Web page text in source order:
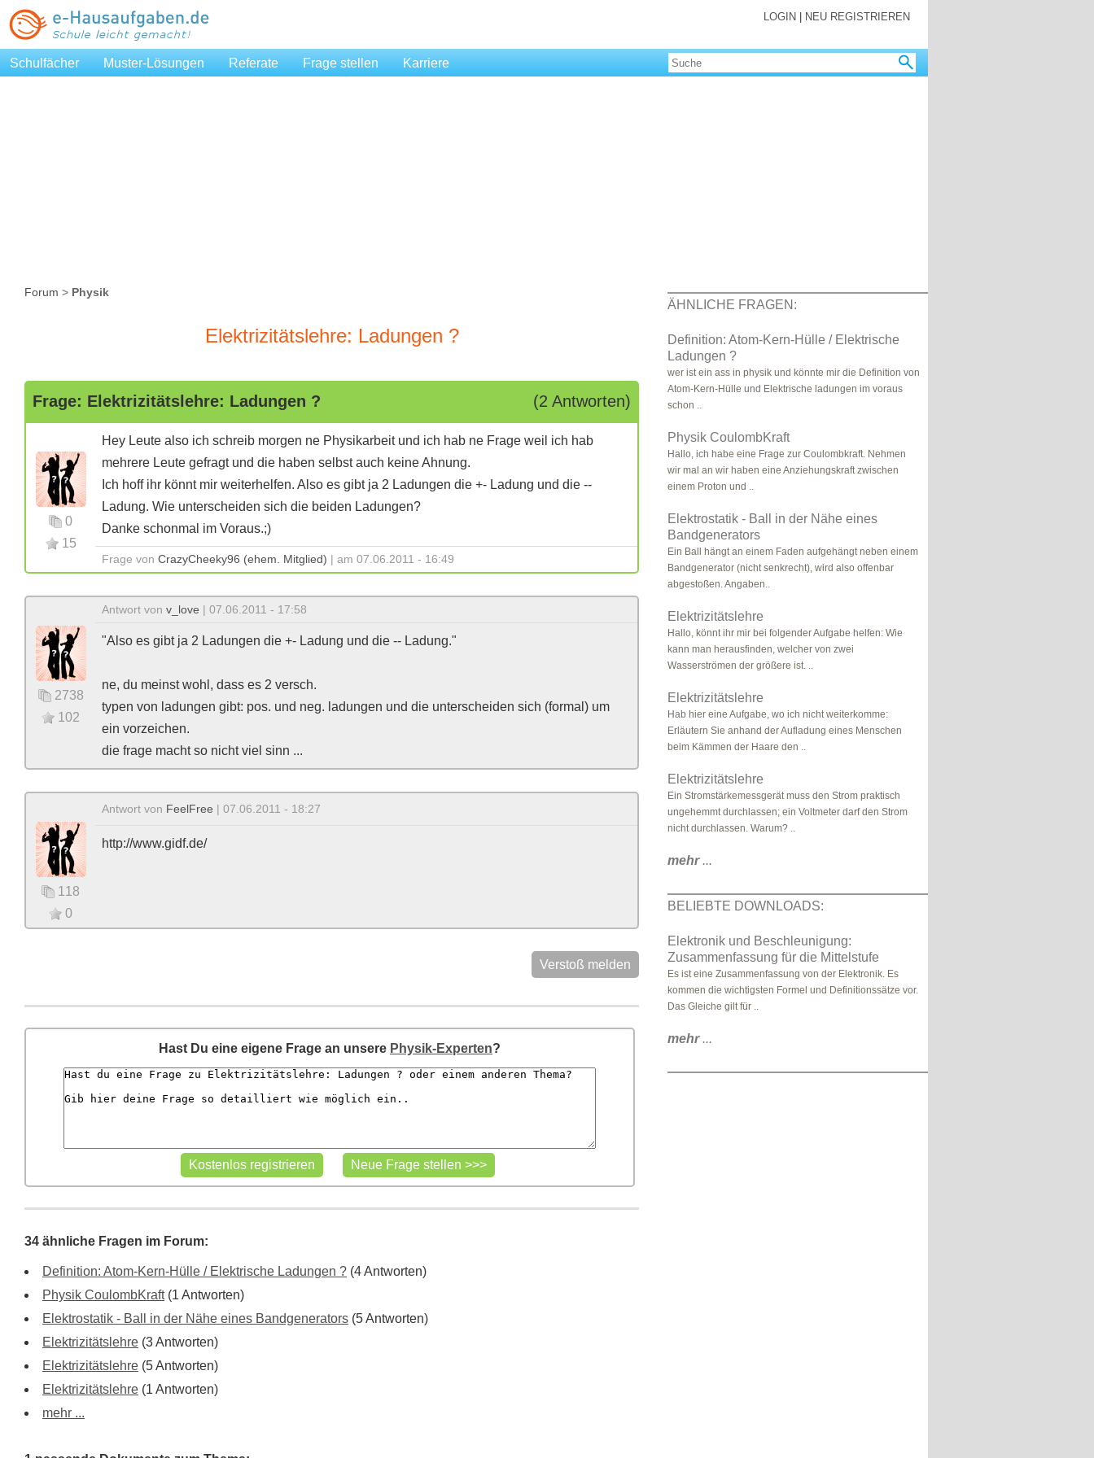
LOGIN NEU REGISTRIEREN
Schulfächer Muster-Lösungen Referate Frage stellen Karriere
Forum > Physik
Elektrizitätslehre: Ladungen ?
Frage: Elektrizitätslehre: Ladungen ? (2 Antworten)
0
15
Hey Leute also ich schreib morgen ne Physikarbeit und ich hab ne Frage weil ich hab
mehrere Leute gefragt und die haben selbst auch keine Ahnung.
Ich hoff ihr könnt mir weiterhelfen. Also es gibt ja 2 Ladungen die +- Ladung und die --
Ladung. Wie unterscheiden sich die beiden Ladungen?
Danke schonmal im Voraus.;)
Frage von CrazyCheeky96 (ehem. Mitglied) | am 07.06.2011 - 16:49
2738
102
Antwort von v_love | 07.06.2011 - 17:58
"Also es gibt ja 2 Ladungen die +- Ladung und die -- Ladung."
ne, du meinst wohl, dass es 2 versch.
typen von ladungen gibt: pos. und neg. ladungen und die unterscheiden sich (formal) um
ein vorzeichen.
die frage macht so nicht viel sinn ...
118
0
Antwort von FeelFree | 07.06.2011 - 18:27
http://www.gidf.de/
Verstoß melden
Hast Du eine eigene Frage an unsere Physik-Experten?
34 ähnliche Fragen im Forum:
Definition: Atom-Kern-Hülle / Elektrische Ladungen ? (4 Antworten)
Physik CoulombKraft(1 Antworten)
Elektrostatik - Ball in der Nähe eines Bandgenerators (5 Antworten)
Elektrizitätslehre (3 Antworten)
Elektrizitätslehre (5 Antworten)
Elektrizitätslehre (1 Antworten)
mehr ...
ÄHNLICHE FRAGEN:
Definition: Atom-Kern-Hülle / Elektrische
Ladungen ?
wer ist ein ass in physik und könnte mir die Definition von
Atom-Kern-Hülle und Elektrische ladungen im voraus
schon ..
Physik CoulombKraft
Hallo, ich habe eine Frage zur Coulombkraft. Nehmen
wir mal an wir haben eine Anziehungskraft zwischen
einem Proton und ..
Elektrostatik - Ball in der Nähe eines
Bandgenerators
Ein Ball hängt an einem Faden aufgehängt neben einem
Bandgenerator (nicht senkrecht), wird also offenbar
abgestoßen. Angaben..
Elektrizitätslehre
Hallo, könnt ihr mir bei folgender Aufgabe helfen: Wie
kann man herausfinden, welcher von zwei
Wasserströmen der größere ist. ..
Elektrizitätslehre
Hab hier eine Aufgabe, wo ich nicht weiterkomme:
Erläutern Sie anhand der Aufladung eines Menschen
beim Kämmen der Haare den ..
Elektrizitätslehre
Ein Stromstärkemessgerät muss den Strom praktisch
ungehemmt durchlassen; ein Voltmeter darf den Strom
nicht durchlassen. Warum? ..
mehr...
BELIEBTE DOWNLOADS:
Elektronik und Beschleunigung:
Zusammenfassung für die Mittelstufe
Es ist eine Zusammenfassung von der Elektronik. Es
kommen die wichtigsten Formel und Definitionssätze vor.
Das Gleiche gilt für ..
mehr...